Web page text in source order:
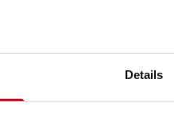
Details